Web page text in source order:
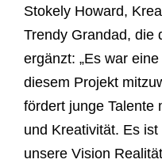
Stokely Howard,
Trendy Grandad, die
ergänzt: „Es war
diesem Projekt
fördert junge Talente
und Kreativität. Es
unsere Vision